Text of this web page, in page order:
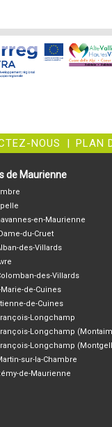
NOUS | PLAN
de Maurienne
en-Maurienne
du-Cruet
des-Villards
des-Villards
Marie-de-Cuines
de-Cuines
Longchamp
Longchamp
Longchamp
sur-la-Chambre
de-Maurienne